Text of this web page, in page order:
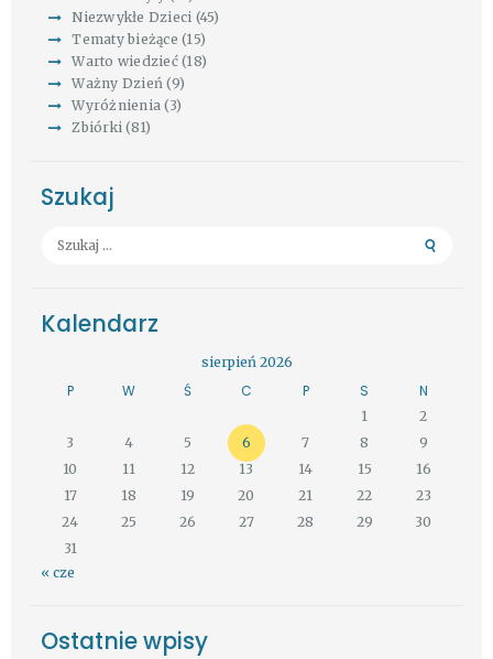
Niezwykłe Dzieci (45)
Tematy bieżące (15)
Warto wiedzieć(18)
Ważny Dzień (9)
Wyróżnienia (3)
Zbiórki (81)
Szukaj
Szukaj:
Kalendarz
sierpień 2026
P W Ś C P S N
1
2
3
4 5 6 7 8
9
10
11 12 13 14 15
16
17
18 19 20 21 22
23
24
25 26 27 28 29
30
31
« cze
Ostatnie wpisy